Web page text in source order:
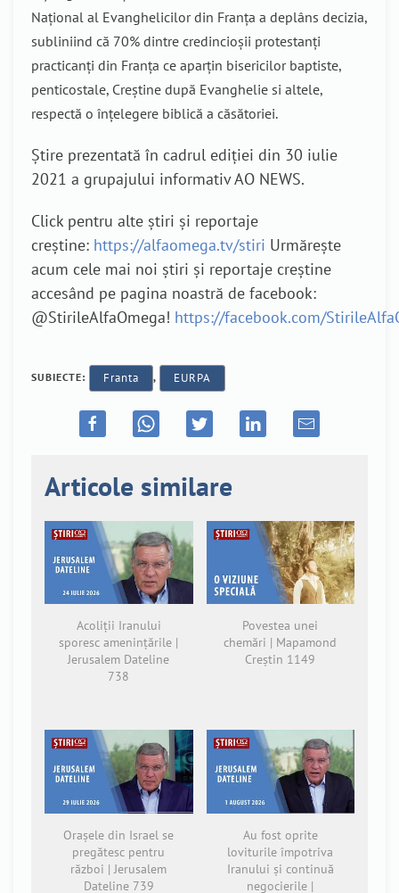
Național al Evanghelicilor din Franța a deplâns decizia,
subliniind că 70% dintre credincioșii protestanți
practicanți din Franța ce aparțin bisericilor baptiste,
penticostale, Creștine după Evanghelie si altele,
respectă o înțelegere biblică a căsătoriei.
Știre prezentată în cadrul ediției din 30 iulie
2021 a grupajului informativ AO NEWS.
Click pentru alte știri și reportaje
creștine: https://alfaomega.tv/stiri Urmărește
acum cele mai noi știri și reportaje creștine
accesând pe pagina noastră de facebook:
@StirileAlfaOmega! https://facebook.com/
SUBIECTE: Franta , EURPA
Articole similare
Acoliții Iranului
sporesc amenințările |
Jerusalem Dateline
738
Povestea unei
chemări | Mapamond
Creștin 1149
Orașele din Israel se
pregătesc pentru
război | Jerusalem
Dateline 739
Au fost oprite
loviturile împotriva
Iranului și continuă
negocierile |